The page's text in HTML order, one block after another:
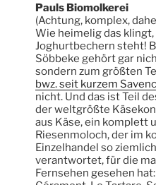
Pauls Biomolkerei
(Achtung, komplex,
Wie heimelig das klingt,
Joghurtbechern steht!
Söbbeke gehört gar
sondern zum größten
bwz. seit kurzem
nicht. Und das ist Teil
der weltgrößte
aus Käse, ein komplett
Riesenmoloch, der im
Einzelhandel so
verantwortet, für die
Fernsehen gesehen